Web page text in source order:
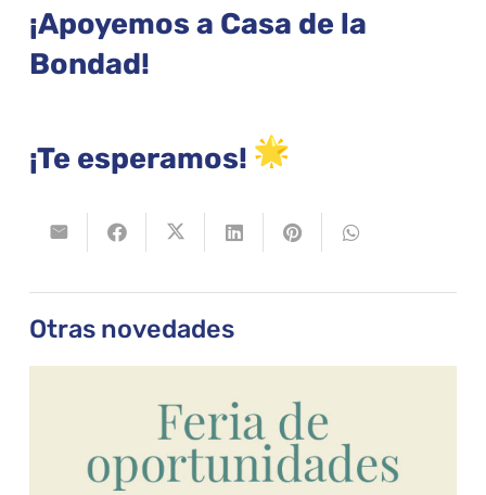
¡Apoyemos a Casa de la
Bondad!
¡Te esperamos!
Otras novedades